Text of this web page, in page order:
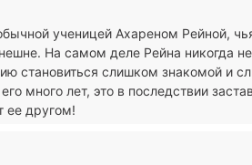
ученицей Ахареном Рейной,
На самом деле Рейна никогда
становиться слишком знакомой и
много лет, это в последствии
ее другом!